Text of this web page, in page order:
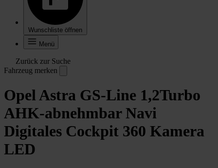
Wunschliste öffnen
Menü
Zurück zur Suche
Fahrzeug merken
Opel Astra GS-Line 1,2Turbo
AHK-abnehmbar Navi
Digitales Cockpit 360 Kamera
LED